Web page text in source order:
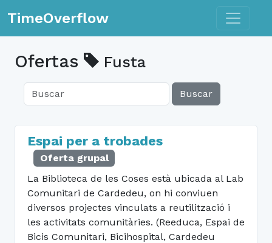
TimeOverflow Toggle
Ofertas Fusta
Buscar
Espai per a trobades
Oferta grupal
La Biblioteca de les Coses està ubicada al Lab
Comunitari de Cardedeu, on hi conviuen
diversos projectes vinculats a reutilització i
les activitats comunitàries. (Reeduca, Espai de
Bicis Comunitari, Bicihospital, Cardedeu